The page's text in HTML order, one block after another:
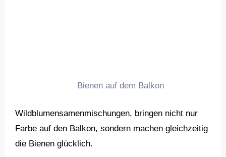
Bienen auf dem Balkon
Wildblumensamenmischungen, bringen nicht nur
Farbe auf den Balkon, sondern machen gleichzeitig
die Bienen glücklich.